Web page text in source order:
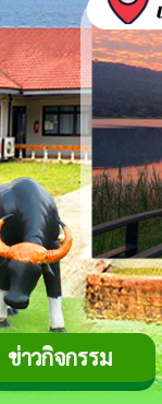
ข่าวกิจกรรม